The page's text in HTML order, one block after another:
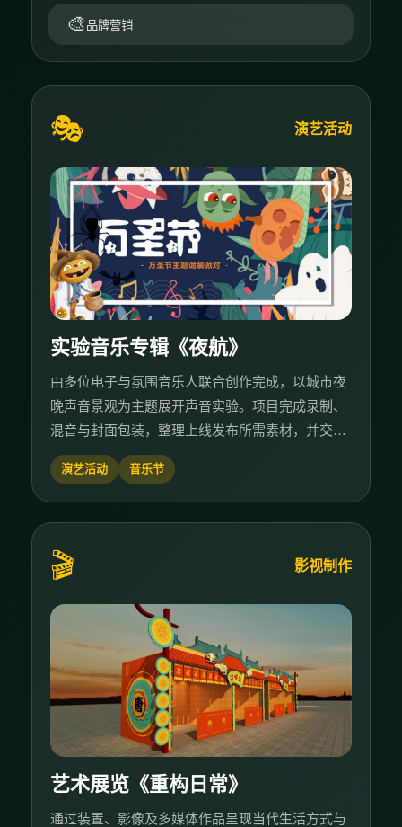
🎨 品牌营销
🎭 演艺活动
实验音乐专辑《夜航》
由多位电子与氛围音乐人联合创作完成，以城市夜
晚声音景观为主题展开声音实验。项目完成录制、
混音与封面包装，整理上线发布所需素材，并交付
曲目母带、宣发物料与归档文件。
演艺活动 音乐节
🎬 影视制作
艺术展览《重构日常》
通过装置、影像及多媒体作品呈现当代生活方式与